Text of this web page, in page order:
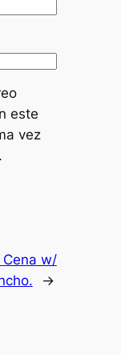
este
vez
Cena w/
→